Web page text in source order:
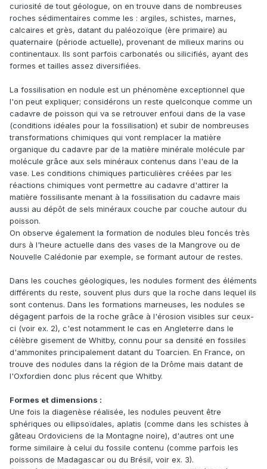
curiosité de tout géologue, on en trouve dans de nombreuses
roches sédimentaires comme les : argiles, schistes, marnes,
calcaires et grès, datant du paléozoïque (ère primaire) au
quaternaire (période actuelle), provenant de milieux marins ou
continentaux. Ils sont parfois carbonatés ou silicifiés, ayant des
formes et tailles assez diversifiées.
La fossilisation en nodule est un phénomène exceptionnel que
l'on peut expliquer; considérons un reste quelconque comme un
cadavre de poisson qui va se retrouver enfoui dans de la vase
(conditions idéales pour la fossilisation) et subir de nombreuses
transformations chimiques qui vont remplacer la matière
organique du cadavre par de la matière minérale molécule par
molécule grâce aux sels minéraux contenus dans l'eau de la
vase. Les conditions chimiques particulières créées par les
réactions chimiques vont permettre au cadavre d'attirer la
matière fossilisante menant à la fossilisation du cadavre mais
aussi au dépôt de sels minéraux couche par couche autour du
poisson.
On observe également la formation de nodules bleu foncés très
durs à l'heure actuelle dans des vases de la Mangrove ou de
Nouvelle Calédonie par exemple, se formant autour de restes.
Dans les couches géologiques, les nodules forment des éléments
différents du reste, souvent plus durs que la roche dans lequel ils
sont contenus. Dans les formations marneuses, les nodules se
dégagent parfois de la roche grâce à l'érosion visibles sur ceux-
ci (voir ex. 2), c'est notamment le cas en Angleterre dans le
célèbre gisement de Whitby, connu pour sa densité en fossiles
d'ammonites principalement datant du Toarcien. En France, on
trouve des nodules dans la région de la Drôme mais datant de
l'Oxfordien donc plus récent que Whitby.
Formes et dimensions :
Une fois la diagenèse réalisée, les nodules peuvent être
sphériques ou ellipsoïdales, aplatis (comme dans les schistes à
gâteau Ordoviciens de la Montagne noire), d'autres ont une
forme similaire à celui du fossile contenu (comme parfois les
poissons de Madagascar ou du Brésil, voir ex. 3).